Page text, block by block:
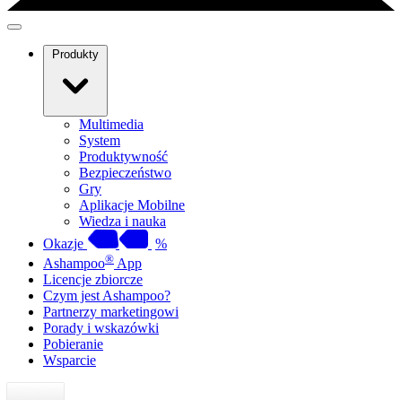
Produkty
Multimedia
System
Produktywność
Bezpieczeństwo
Gry
Aplikacje Mobilne
Wiedza i nauka
Okazje
%
Ashampoo® App
Licencje zbiorcze
Czym jest Ashampoo?
Partnerzy marketingowi
Porady i wskazówki
Pobieranie
Wsparcie